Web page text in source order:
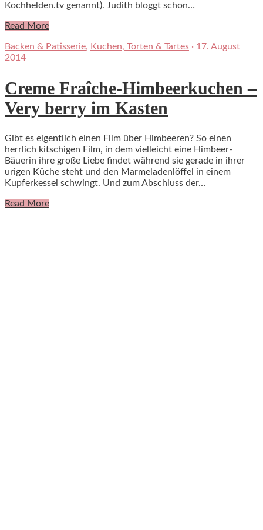
Kochhelden.tv genannt). Judith bloggt schon…
Read More
Backen & Patisserie, Kuchen, Torten & Tartes · 17. August
2014
Creme Fraîche-Himbeerkuchen –
Very berry im Kasten
Gibt es eigentlich einen Film über Himbeeren? So einen
herrlich kitschigen Film, in dem vielleicht eine Himbeer-
Bäuerin ihre große Liebe findet während sie gerade in ihrer
urigen Küche steht und den Marmeladenlöffel in einem
Kupferkessel schwingt. Und zum Abschluss der…
Read More